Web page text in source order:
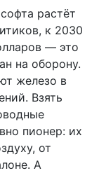
растёт
к 2030
— это
на оборону.
железо в
Взять
пионер: их
от
А